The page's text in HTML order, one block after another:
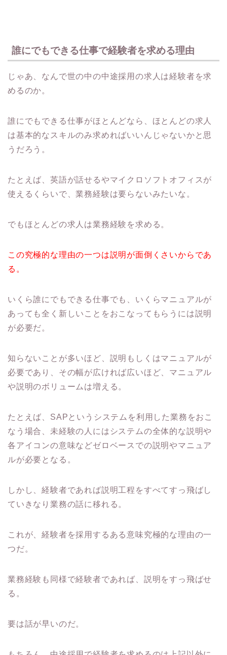
誰にでもできる仕事で経験者を求める理由
じゃあ、なんで世の中の中途採用の求人は経験者を求
めるのか。
誰にでもできる仕事がほとんどなら、ほとんどの求人
は基本的なスキルのみ求めればいいんじゃないかと思
うだろう。
たとえば、英語が話せるやマイクロソフトオフィスが
使えるくらいで、業務経験は要らないみたいな。
でもほとんどの求人は業務経験を求める。
この究極的な理由の一つは説明が面倒くさいからであ
る。
いくら誰にでもできる仕事でも、いくらマニュアルが
あっても全く新しいことをおこなってもらうには説明
が必要だ。
知らないことが多いほど、説明もしくはマニュアルが
必要であり、その幅が広ければ広いほど、マニュアル
や説明のボリュームは増える。
たとえば、SAPというシステムを利用した業務をおこ
なう場合、未経験の人にはシステムの全体的な説明や
各アイコンの意味などゼロベースでの説明やマニュア
ルが必要となる。
しかし、経験者であれば説明工程をすべてすっ飛ばし
ていきなり業務の話に移れる。
これが、経験者を採用するある意味究極的な理由の一
つだ。
業務経験も同様で経験者であれば、説明をすっ飛ばせ
る。
要は話が早いのだ。